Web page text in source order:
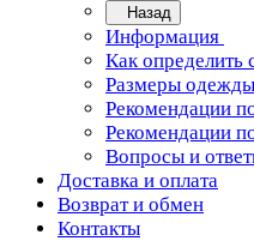
Назад
Информация
Как определить
Размеры одежды
Рекомендации
Рекомендации
Вопросы и
Доставка и оплата
Возврат и обмен
Контакты